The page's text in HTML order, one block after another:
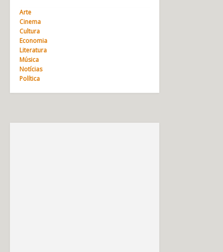
Arte
Cinema
Cultura
Economia
Literatura
Música
Notícias
Política